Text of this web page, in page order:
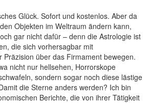
Glück. Sofort und kostenlos. Aber da
Objekten im Weltraum ändern kann,
gar nicht dafür – denn die Astrologie ist
die sich vorhersagbar mit
Präzision über das Firmament bewegen.
nicht nur hellsehen, Horrorskope
sondern sogar noch diese lästige
die Sterne anders werden? Ich bin
Berichte, die von ihrer Tätigkeit